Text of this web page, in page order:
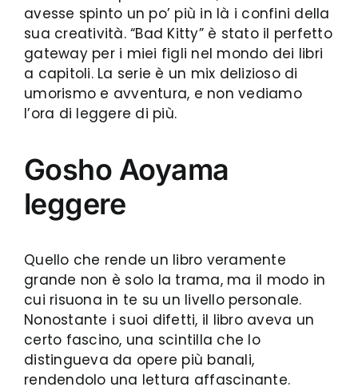
avesse spinto un po’ più in là i confini della
sua creatività. “Bad Kitty” è stato il perfetto
gateway per i miei figli nel mondo dei libri
a capitoli. La serie è un mix delizioso di
umorismo e avventura, e non vediamo
l’ora di leggere di più.
Gosho Aoyama
leggere
Quello che rende un libro veramente
grande non è solo la trama, ma il modo in
cui risuona in te su un livello personale.
Nonostante i suoi difetti, il libro aveva un
certo fascino, una scintilla che lo
distingueva da opere più banali,
rendendolo una lettura affascinante.